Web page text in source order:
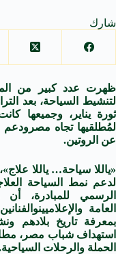
شارك
ظهرت عدد كبير من
لتنشيط السياحة، بعد
ثورة يناير، وجميعها
لمُطلقيها تجاه مصرودعم
عن الروتين.
«ياللا سياحة… ياللا
لدعم نمط
السياحة
الرسمي للمبادرة،
العامة والإعلاميينوالفنانين
بمعرفة تاريخ بلادهم
استهداف شباب مصر،
الحملة والرحلات السياحية